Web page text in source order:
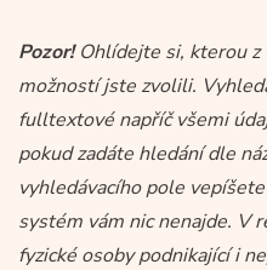
Pozor!Ohlídejte si, kterou z
možností jste zvolili.
fulltextové napříč všemi
pokud zadáte hledání dle
vyhledávacího pole
systém vám nic nenajde. V
fyzické osoby podnikající i